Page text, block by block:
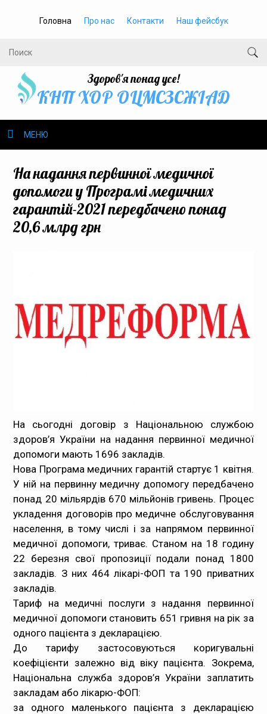
Головна Про нас Контакти Наш фейсбук
Здоров'я понад усе!
КНП ХОР ОЦМСЗСЖIАД
МЕНЮ
Громадське здоров’я
Безбар’єрність
Статистика
Документи
На надання первинної медичної
допомоги у Програмі медичних
гарантій-2021 передбачено понад
20,6 млрд грн
На сьогодні договір з Національною службою
здоров’я України на надання первинної медичної
допомоги мають 1696 закладів.
Нова Програма медичних гарантій стартує 1 квітня.
У ній на первинну медичну допомогу передбачено
понад 20 мільярдів 670 мільйонів гривень. Процес
укладення договорів про медичне обслуговування
населення, в тому числі і за напрямом первинної
медичної допомоги, триває. Станом на 18 годину
22 березня свої пропозиції подали понад 1800
закладів. З них 464 лікарі-ФОП та 190 приватних
закладів.
Тариф на медичні послуги з надання первинної
медичної допомоги становить 651 гривня на рік за
одного пацієнта з декларацією.
До тарифу застосовуються коригувальні
коефіцієнти залежно від віку пацієнта. Зокрема,
Національна служба здоров’я України заплатить
закладам або лікарю-ФОП:
за одного маленького пацієнта з декларацією